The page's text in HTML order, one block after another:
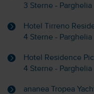
3 Sterne - Parghelia
Hotel Tirreno
4 Sterne - Parghelia
Hotel Residence
4 Sterne - Parghelia
ananea Tropea